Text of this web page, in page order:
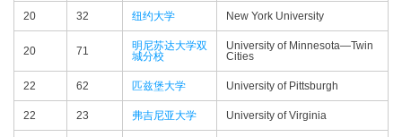
20 32 纽约大学 New York University
20 71
明尼苏达大学双
城分校
University of Minnesota—​Twin
Cities
22 62 匹兹堡大学 University of Pittsburgh
22 23 弗吉尼亚大学 University of Virginia